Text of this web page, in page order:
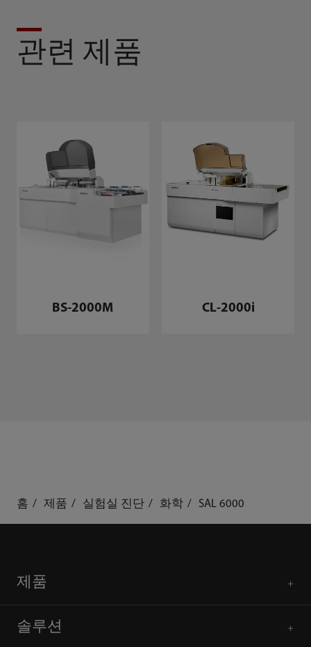
관련 제품
BS-2000M CL-2000i
홈 제품 실험실 진단 화학 SAL 6000
제품
솔루션